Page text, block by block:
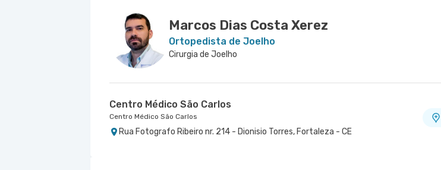
Marcos Dias Costa Xerez
Ortopedista de Joelho
Cirurgia de Joelho
Centro Médico São Carlos
Centro Médico São Carlos
Rua Fotografo Ribeiro nr. 214 - Dionisio Torres, Fortaleza - CE